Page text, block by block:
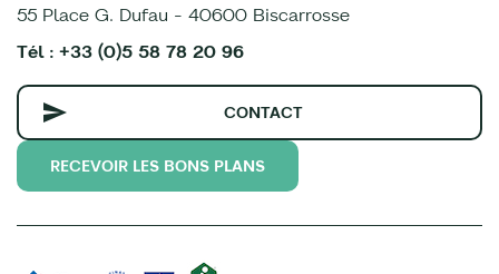
55 Place G. Dufau - 40600 Biscarrosse
Tél : +33 (0)5 58 78 20 96
CONTACT
RECEVOIR LES BONS PLANS